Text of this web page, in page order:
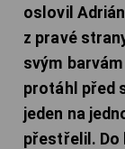
oslovil
z pravé
svým
protáhl před
jeden na
přestřelil. Do